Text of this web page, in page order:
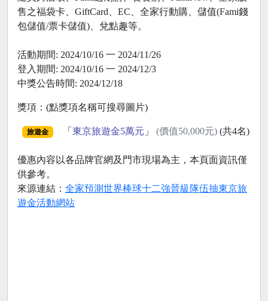
售之福袋卡、GiftCard、EC、全家行動購、儲值(Fami錢
包儲值/票卡儲值)、兌點趣等。
活動期間: 2024/10/16 一 2024/11/26
登入期間: 2024/10/16 一 2024/12/3
中獎公告時間: 2024/12/18
獎項：(點獎項名稱可搜尋圖片)
旅遊金 「 東京旅遊金5萬元 」 (價值50,000元)(共4名)
優惠內容以各品牌官網及門市現場為主，本頁面資訊僅
供參考。
來源連結： 全家預測世界棒球十二強晉級隊伍抽東京旅
遊金活動網站